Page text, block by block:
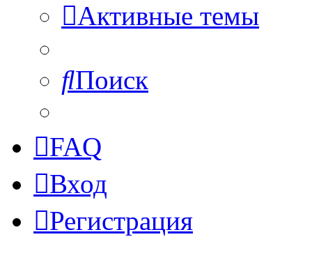
Активные темы
Поиск
FAQ
Вход
Регистрация